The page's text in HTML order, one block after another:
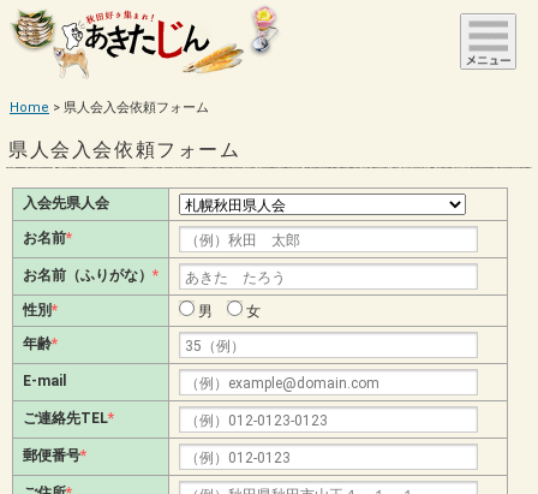
Home 県人会入会依頼フォーム
県人会入会依頼フォーム
入会先県人会
お名前*
お名前（ふりがな） *
性別* 男
女
年齢*
E-mail
ご連絡先TEL*
郵便番号*